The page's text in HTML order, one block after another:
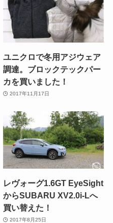
ユニクロで冬用アジウェア
調達。ブロックテックパー
カを買いました！
2017年11月17日
レヴォーグ1.6GT EyeSight
からSUBARU XV2.0i-Lへ
買い替えた！
2017年8月25日